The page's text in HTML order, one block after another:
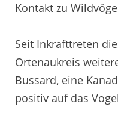
Kontakt zu
Seit Inkrafttreten
Ortenaukreis
Bussard, eine
positiv auf das